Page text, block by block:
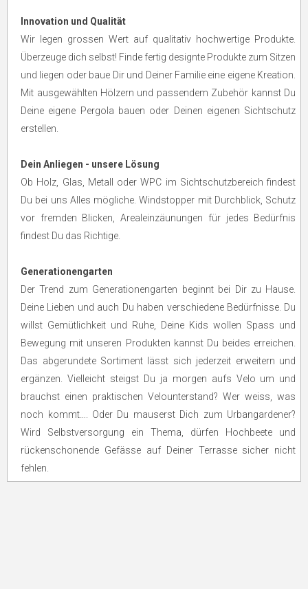
Innovation und Qualität
Wir legen grossen Wert auf qualitativ hochwertige Produkte.
Überzeuge dich selbst! Finde fertig designte Produkte zum Sitzen
und liegen oder baue Dir und Deiner Familie eine eigene Kreation.
Mit ausgewählten Hölzern und passendem Zubehör kannst Du
Deine eigene Pergola bauen oder Deinen eigenen Sichtschutz
erstellen.
Dein Anliegen - unsere Lösung
Ob Holz, Glas, Metall oder WPC im Sichtschutzbereich findest
Du bei uns Alles mögliche. Windstopper mit Durchblick, Schutz
vor fremden Blicken, Arealeinzäunungen für jedes Bedürfnis
findest Du das Richtige.
Generationengarten
Der Trend zum Generationengarten beginnt bei Dir zu Hause.
Deine Lieben und auch Du haben verschiedene Bedürfnisse. Du
willst Gemütlichkeit und Ruhe, Deine Kids wollen Spass und
Bewegung mit unseren Produkten kannst Du beides erreichen.
Das abgerundete Sortiment lässt sich jederzeit erweitern und
ergänzen. Vielleicht steigst Du ja morgen aufs Velo um und
brauchst einen praktischen Velounterstand? Wer weiss, was
noch kommt…. Oder Du mauserst Dich zum Urbangardener?
Wird Selbstversorgung ein Thema, dürfen Hochbeete und
rückenschonende Gefässe auf Deiner Terrasse sicher nicht
fehlen.